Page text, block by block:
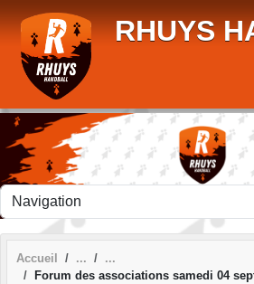
RHUYS
Accueil
Forum des associations samedi 04
Panneau de gestion des cookies